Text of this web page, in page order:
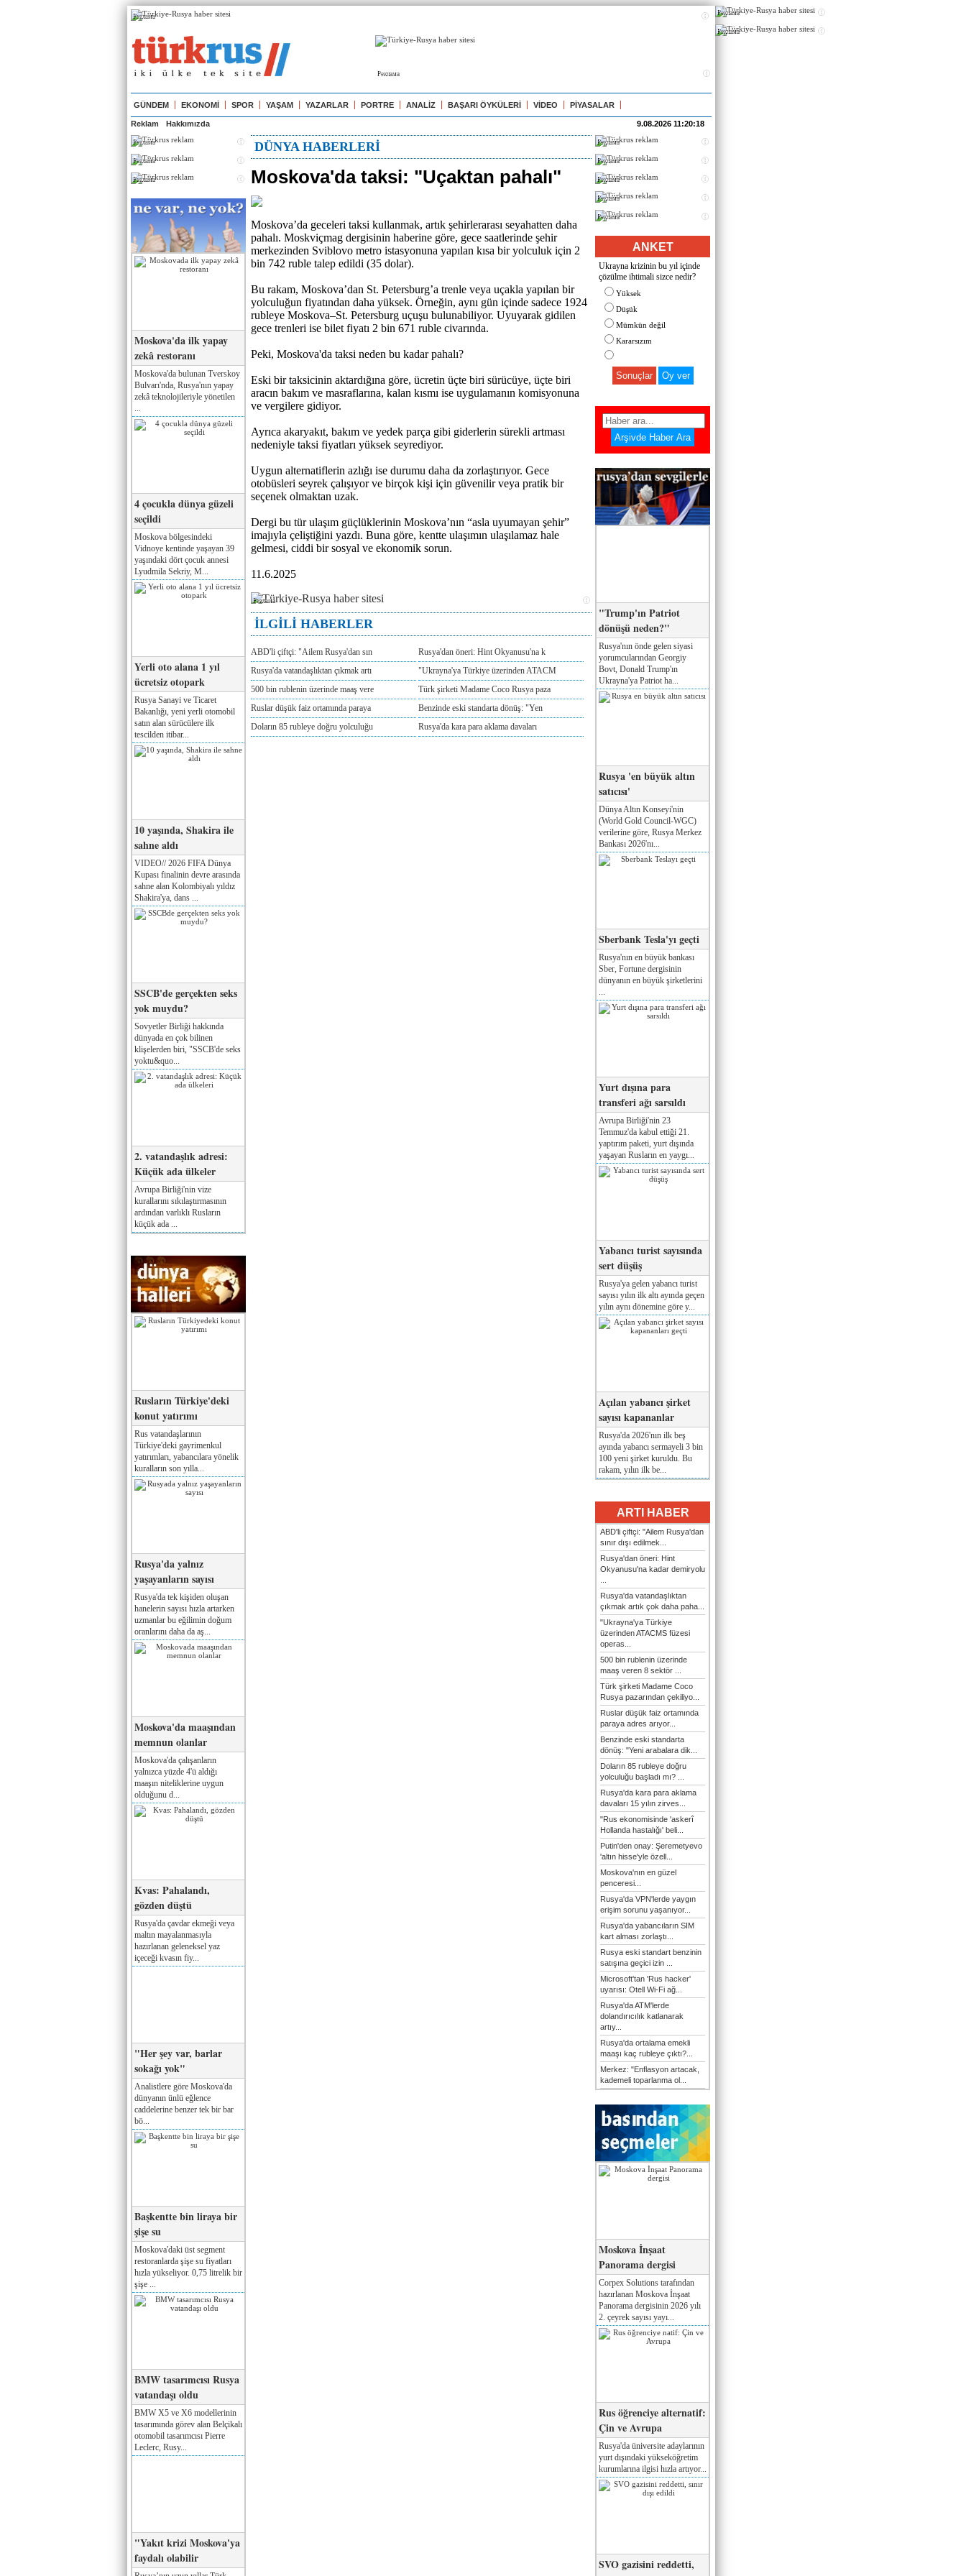
Реклама
Реклама
GÜNDEM EKONOMİ SPOR YAŞAM YAZARLAR PORTRE ANALİZ BAŞARI ÖYKÜLERİ VİDEO PİYASALAR
Reklam Hakkımızda 9.08.2026 11:20:18
Реклама
Реклама
Реклама
Moskova'da ilk yapay
zekâ restoranı
Moskova'da bulunan Tverskoy
Bulvarı'nda, Rusya'nın yapay
zekâ teknolojileriyle yönetilen
4 çocukla dünya güzeli
seçildi
Moskova bölgesindeki
Vidnoye kentinde yaşayan 39
yaşındaki dört çocuk annesi
Lyudmila Sekriy, M...
Yerli oto alana 1 yıl
ücretsiz otopark
Rusya Sanayi ve Ticaret
Bakanlığı, yeni yerli otomobil
satın alan sürücülere ilk
tescilden itibar...
10 yaşında, Shakira ile
sahne aldı
VIDEO// 2026 FIFA Dünya
Kupası finalinin devre arasında
sahne alan Kolombiyalı yıldız
Shakira'ya, dans ...
SSCB'de gerçekten seks
yok muydu?
Sovyetler Birliği hakkında
dünyada en çok bilinen
klişelerden biri, "SSCB'de seks
yoktu&quo...
2. vatandaşlık adresi:
Küçük ada ülkeler
Avrupa Birliği'nin vize
kurallarını sıkılaştırmasının
ardından varlıklı Rusların
küçük ada ...
Rusların Türkiye'deki
konut yatırımı
Rus vatandaşlarının
Türkiye'deki gayrimenkul
yatırımları, yabancılara yönelik
kuralların son yılla...
Rusya'da yalnız
yaşayanların sayısı
Rusya'da tek kişiden oluşan
hanelerin sayısı hızla artarken
uzmanlar bu eğilimin doğum
oranlarını daha da aş...
Moskova'da maaşından
memnun olanlar
Moskova'da çalışanların
yalnızca yüzde 4'ü aldığı
maaşın niteliklerine uygun
olduğunu d...
Kvas: Pahalandı,
gözden düştü
Rusya'da çavdar ekmeği veya
maltın mayalanmasıyla
hazırlanan geleneksel yaz
içeceği kvasın fiy...
"Her şey var, barlar
sokağı yok"
Analistlere göre Moskova'da
dünyanın ünlü eğlence
caddelerine benzer tek bir bar
bö...
Başkentte bin liraya bir
şişe su
Moskova'daki üst segment
restoranlarda şişe su fiyatları
hızla yükseliyor. 0,75 litrelik bir
şişe ...
BMW tasarımcısı Rusya
vatandaşı oldu
BMW X5 ve X6 modellerinin
tasarımında görev alan Belçikalı
otomobil tasarımcısı Pierre
Leclerc, Rusy...
"Yakıt krizi Moskova'ya
faydalı olabilir
DÜNYA HABERLERİ
Moskova'da taksi: "Uçaktan pahalı"
Moskova’da geceleri taksi kullanmak, artık şehirlerarası seyahatten daha
pahalı. Moskviçmag dergisinin haberine göre, gece saatlerinde şehir
merkezinden Sviblovo metro istasyonuna yapılan kısa bir yolculuk için 2
bin 742 ruble talep edildi (35 dolar).
Bu rakam, Moskova’dan St. Petersburg’a trenle veya uçakla yapılan bir
yolculuğun fiyatından daha yüksek. Örneğin, aynı gün içinde sadece 1924
rubleye Moskova–St. Petersburg uçuşu bulunabiliyor. Uyuyarak gidilen
gece trenleri ise bilet fiyatı 2 bin 671 ruble civarında.
Peki, Moskova'da taksi neden bu kadar pahalı?
Eski bir taksicinin aktardığına göre, ücretin üçte biri sürücüye, üçte biri
aracın bakım ve masraflarına, kalan kısmı ise uygulamanın komisyonuna
ve vergilere gidiyor.
Ayrıca akaryakıt, bakım ve yedek parça gibi giderlerin sürekli artması
nedeniyle taksi fiyatları yüksek seyrediyor.
Uygun alternatiflerin azlığı ise durumu daha da zorlaştırıyor. Gece
otobüsleri seyrek çalışıyor ve birçok kişi için güvenilir veya pratik bir
seçenek olmaktan uzak.
Dergi bu tür ulaşım güçlüklerinin Moskova’nın “asla uyumayan şehir”
imajıyla çeliştiğini yazdı. Buna göre, kentte ulaşımın ulaşılamaz hale
gelmesi, ciddi bir sosyal ve ekonomik sorun.
11.6.2025
Реклама
İLGİLİ HABERLER
ABD'li çiftçi: "Ailem Rusya'dan sın
Rusya'dan öneri: Hint Okyanusu'na k
Rusya'da vatandaşlıktan çıkmak artı
"Ukrayna'ya Türkiye üzerinden ATACM
500 bin rublenin üzerinde maaş vere
Türk şirketi Madame Coco Rusya paza
Ruslar düşük faiz ortamında paraya
Benzinde eski standarta dönüş: "Yen
Doların 85 rubleye doğru yolculuğu
Rusya'da kara para aklama davaları
Реклама
Реклама
Реклама
Реклама
Реклама
ANKET
Ukrayna krizinin bu yıl içinde
çözülme ihtimali sizce nedir?
Yüksek
Düşük
Mümkün değil
Kararsızım
Sonuçlar
"Trump'ın Patriot
dönüşü neden?"
Rusya'nın önde gelen siyasi
yorumcularından Georgiy
Bovt, Donald Trump'ın
Ukrayna'ya Patriot ha...
Rusya 'en büyük altın
satıcısı'
Dünya Altın Konseyi'nin
(World Gold Council-WGC)
verilerine göre, Rusya Merkez
Bankası 2026'nı...
Sberbank Tesla'yı geçti
Rusya'nın en büyük bankası
Sber, Fortune dergisinin
dünyanın en büyük şirketlerini
...
Yurt dışına para
transferi ağı sarsıldı
Avrupa Birliği'nin 23
Temmuz'da kabul ettiği 21.
yaptırım paketi, yurt dışında
yaşayan Rusların en yaygı...
Yabancı turist sayısında
sert düşüş
Rusya'ya gelen yabancı turist
sayısı yılın ilk altı ayında geçen
yılın aynı dönemine göre y...
Açılan yabancı şirket
sayısı kapananlar
Rusya'da 2026'nın ilk beş
ayında yabancı sermayeli 3 bin
100 yeni şirket kuruldu. Bu
rakam, yılın ilk be...
ARTI HABER
ABD'li çiftçi: "Ailem Rusya'dan
sınır dışı edilmek...
Rusya'dan öneri: Hint
Okyanusu'na kadar demiryolu
Rusya'da vatandaşlıktan
çıkmak artık çok daha paha...
"Ukrayna'ya Türkiye
üzerinden ATACMS füzesi
operas...
500 bin rublenin üzerinde
maaş veren 8 sektör ...
Türk şirketi Madame Coco
Rusya pazarından çekiliyo...
Ruslar düşük faiz ortamında
paraya adres arıyor...
Benzinde eski standarta
dönüş: "Yeni arabalara dik...
Doların 85 rubleye doğru
yolculuğu başladı mı? ...
Rusya'da kara para aklama
davaları 15 yılın zirves...
"Rus ekonomisinde 'askerî
Hollanda hastalığı' beli...
Putin'den onay: Şeremetyevo
'altın hisse'yle özell...
Moskova'nın en güzel
penceresi...
Rusya'da VPN'lerde yaygın
erişim sorunu yaşanıyor...
Rusya'da yabancıların SIM
kart alması zorlaştı...
Rusya eski standart benzinin
satışına geçici izin ...
Microsoft'tan 'Rus hacker'
uyarısı: Otell Wi-Fi ağ...
Rusya'da ATM'lerde
dolandırıcılık katlanarak
artıy...
Rusya'da ortalama emekli
maaşı kaç rubleye çıktı?...
Merkez: "Enflasyon artacak,
kademeli toparlanma ol...
Moskova İnşaat
Panorama dergisi
Corpex Solutions tarafından
hazırlanan Moskova İnşaat
Panorama dergisinin 2026 yılı
2. çeyrek sayısı yayı...
Rus öğrenciye alternatif:
Çin ve Avrupa
Rusya'da üniversite adaylarının
yurt dışındaki yükseköğretim
kurumlarına ilgisi hızla artıyor...
SVO gazisini reddetti,
Реклама
Реклама